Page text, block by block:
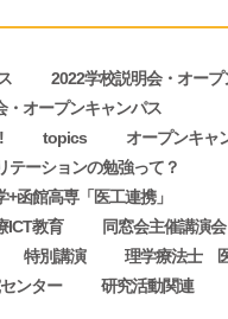
2022学校説明会・オー
・オープンキャンパス
topics
オープンキャ
テーションの勉強って？
函館高専「医工連携」
ICT教育
同窓会主催講演会
特別講演
理学療法士
ンター
研究活動関連